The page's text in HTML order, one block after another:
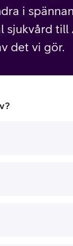
i
sjukvård till
det vi gör.